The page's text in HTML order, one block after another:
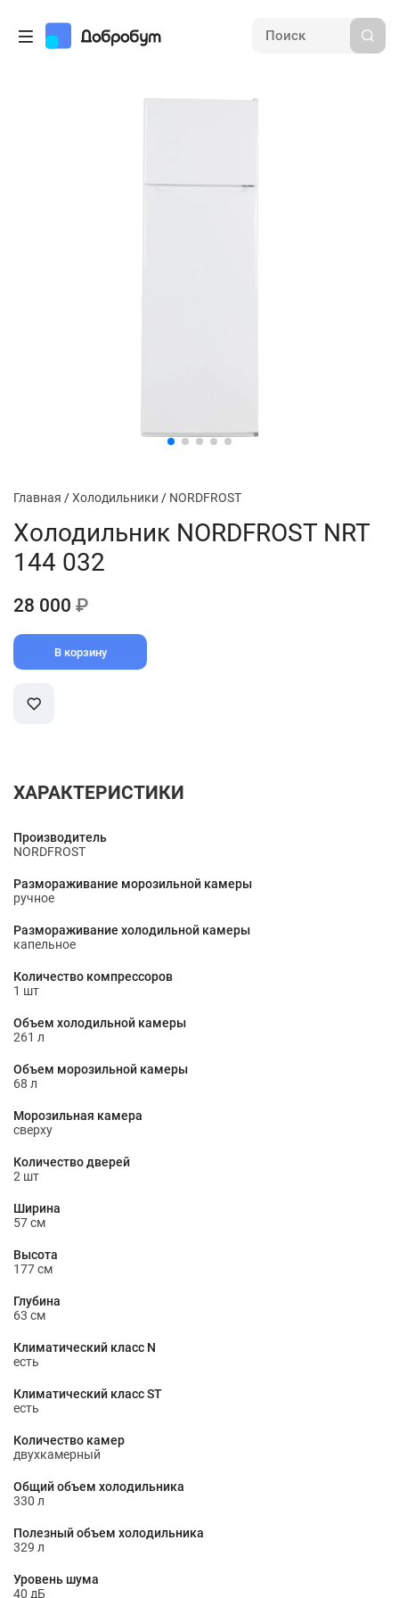
Главная /Холодильники / NORDFROST
Холодильник NORDFROST NRT
144 032
28 000 ₽
В корзину
ХАРАКТЕРИСТИКИ
Производитель
NORDFROST
Размораживание морозильной камеры
ручное
Размораживание холодильной камеры
капельное
Количество компрессоров
1 шт
Объем холодильной камеры
261 л
Объем морозильной камеры
68 л
Морозильная камера
сверху
Количество дверей
2 шт
Ширина
57 см
Высота
177 см
Глубина
63 см
Климатический класс N
есть
Климатический класс ST
есть
Количество камер
двухкамерный
Общий объем холодильника
330 л
Полезный объем холодильника
329 л
Уровень шума
40 дБ